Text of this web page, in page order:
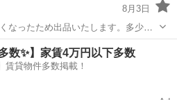
8月3日
なったため出品いたします。多少の
の方はお気軽にコメントください。
です
プリンター
数✨】家賃4万円以下多数
賃貸物件多数掲載！